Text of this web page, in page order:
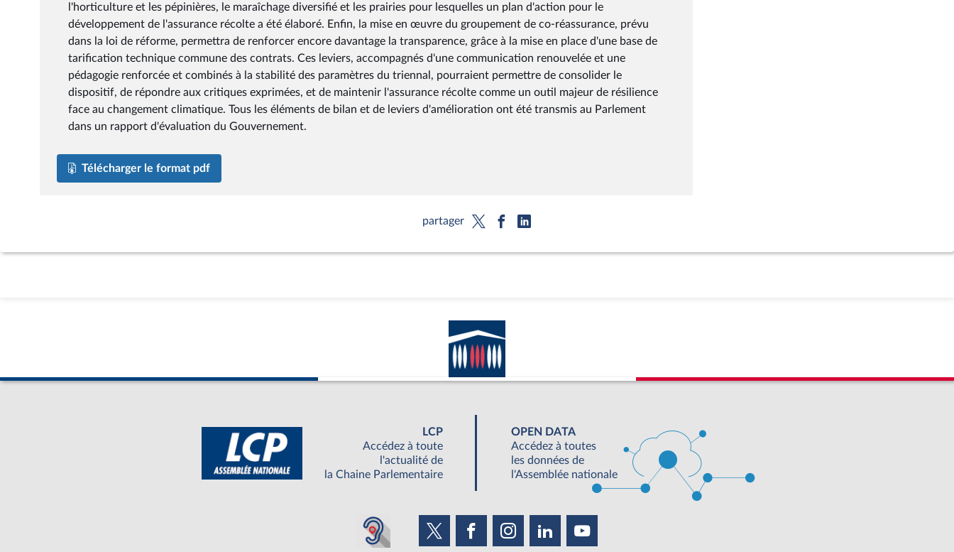
l'horticulture et les pépinières, le maraîchage diversifié et les prairies pour lesquelles un plan d'action pour le
développement de l'assurance récolte a été élaboré. Enfin, la mise en œuvre du groupement de co-réassurance, prévu
dans la loi de réforme, permettra de renforcer encore davantage la transparence, grâce à la mise en place d'une base de
tarification technique commune des contrats. Ces leviers, accompagnés d'une communication renouvelée et une
pédagogie renforcée et combinés à la stabilité des paramètres du triennal, pourraient permettre de consolider le
dispositif, de répondre aux critiques exprimées, et de maintenir l'assurance récolte comme un outil majeur de résilience
face au changement climatique. Tous les éléments de bilan et de leviers d'amélioration ont été transmis au Parlement
dans un rapport d'évaluation du Gouvernement.
Télécharger le format pdf
partager
LCP
Accédez à toute
l'actualité de
la Chaine Parlementaire
OPEN DATA
Accédez à toutes
les données de
l'Assemblée nationale